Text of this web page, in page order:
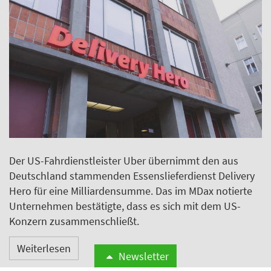
Der US-Fahrdienstleister Uber übernimmt den aus
Deutschland stammenden Essenslieferdienst Delivery
Hero für eine Milliardensumme. Das im MDax notierte
Unternehmen bestätigte, dass es sich mit dem US-
Konzern zusammenschließt.
Weiterlesen
Newsletter